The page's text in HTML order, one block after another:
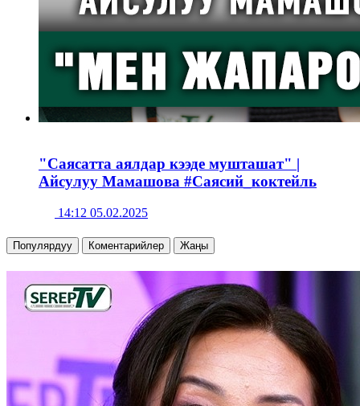
"Саясатта аялдар кээде мушташат" |
Айсулуу Мамашова #Саясий_коктейль
14:12 05.02.2025
Популярдуу Коментарийлер Жаңы